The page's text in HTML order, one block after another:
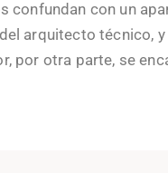
con un
arquitecto técnico,
por otra parte, se